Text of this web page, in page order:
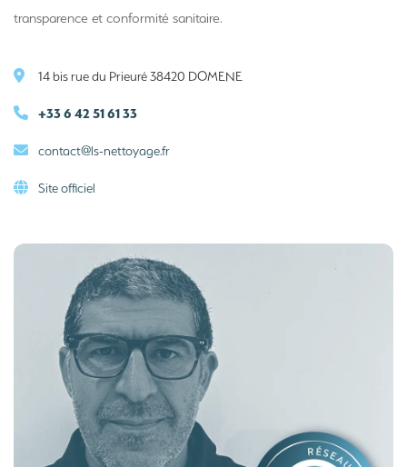
transparence et conformité sanitaire.
14 bis rue du Prieuré 38420 DOMENE
+33 6 42 51 61 33
contact@ls-nettoyage.fr
Site officiel